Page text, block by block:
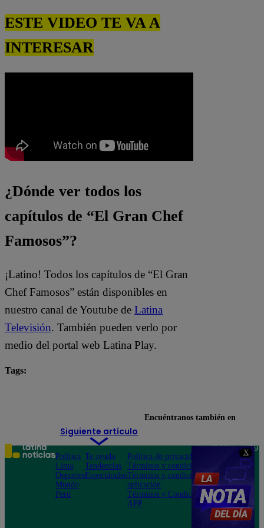
X
ESTE VIDEO TE VA A
INTERESAR
¿Dónde ver todos los
capítulos de “El Gran Chef
Famosos”?
¡Latino! Todos los capítulos de “El Gran
Chef Famosos” están disponibles en
nuestro canal de Youtube de Latina
Televisión. También pueden verlo por
medio del portal web Latina Play.
Tags:
Siguiente artículo
Encuéntranos también en
Política
Lima
Deportes
Mundo
Perú
Te ayudo
Tendencias
Espectáculos
Política de privacidad
Términos y condiciones
Términos y condiciones
aplicación
Términos y Condiciones
APP
Teléfono: 219
Av. San
Felipe 968
Jesús María